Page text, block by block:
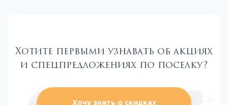
Хотите первыми узнавать об акциях
и спецпредложениях по поселку?
Хочу знать о скидках